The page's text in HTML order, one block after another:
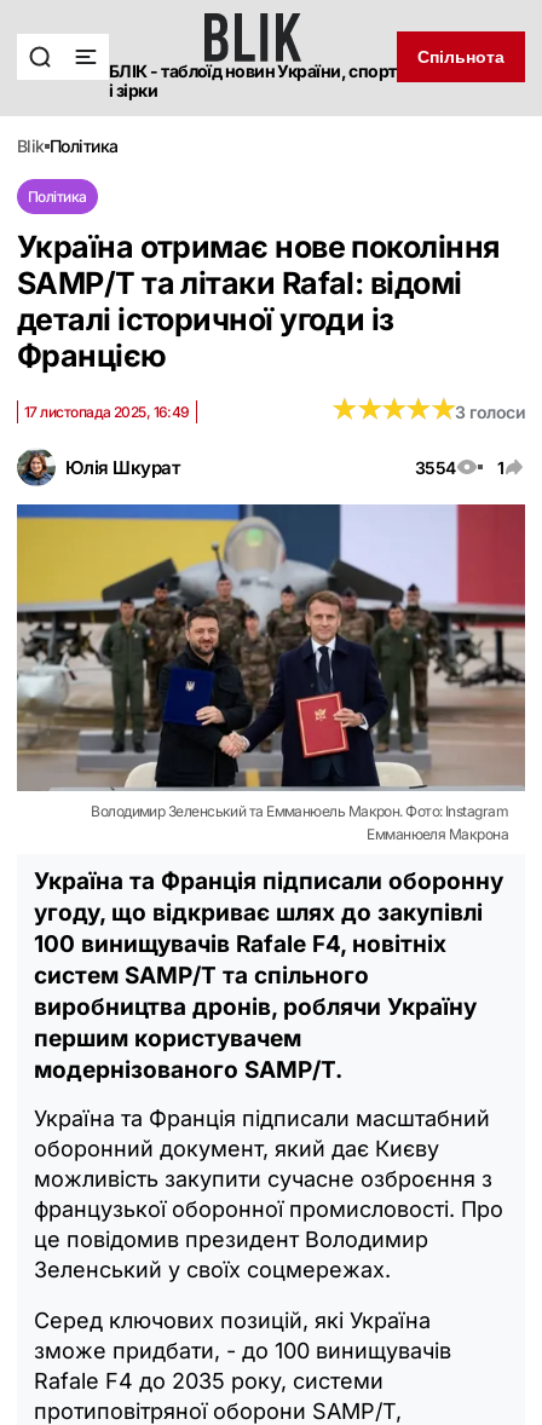
БЛІК - таблоїд новин України, спорт
і зірки
Спільнота
blik політика
Політика
Україна отримає нове покоління
SAMP/T та літаки Rafal: відомі
деталі історичної угоди із
Францією
Юлія Шкурат 3554 1
17 листопада 2025, 16:49 ★★★★★
★★★★★3 голоси
Володимир Зеленський та Емманюель Макрон. Фото: Instagram
Емманюеля Макрона
Україна та Франція підписали оборонну
угоду, що відкриває шлях до закупівлі
100 винищувачів Rafale F4, новітніх
систем SAMP/T та спільного
виробництва дронів, роблячи Україну
першим користувачем
модернізованого SAMP/T.
Україна та Франція підписали масштабний
оборонний документ, який дає Києву
можливість закупити сучасне озброєння з
французької оборонної промисловості. Про
це повідомив президент Володимир
Зеленський у своїх соцмережах.
Серед ключових позицій, які Україна
зможе придбати, - до 100 винищувачів
Rafale F4 до 2035 року, системи
протиповітряної оборони SAMP/T,